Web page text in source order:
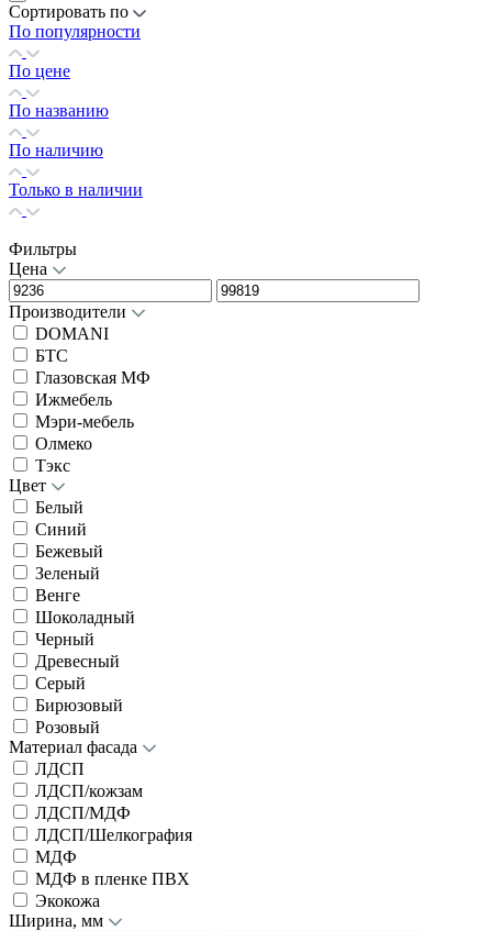
Сортировать по
По популярности
По цене
По названию
По наличию
Только в наличии
Фильтры
Цена
Производители
DOMANI
БТС
Глазовская МФ
Ижмебель
Мэри-мебель
Олмеко
Тэкс
Цвет
Белый
Синий
Бежевый
Зеленый
Венге
Шоколадный
Черный
Древесный
Серый
Бирюзовый
Розовый
Материал фасада
ЛДСП
ЛДСП/кожзам
ЛДСП/МДФ
ЛДСП/Шелкография
МДФ
МДФ в пленке ПВХ
Экокожа
Ширина, мм